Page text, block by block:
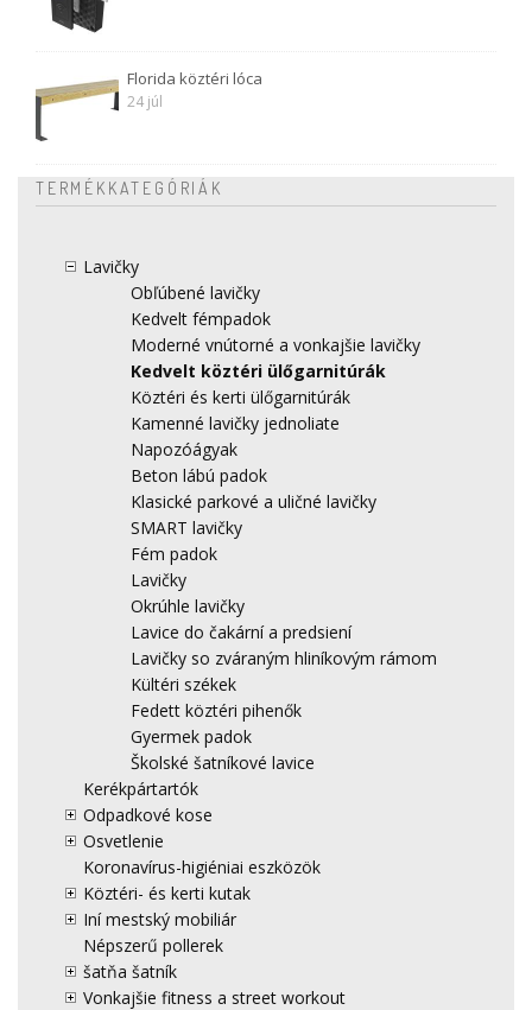
Florida köztéri lóca
24 júl
TERMÉKKATEGÓRIÁK
Lavičky
Obľúbené lavičky
Kedvelt fémpadok
Moderné vnútorné a vonkajšie lavičky
Kedvelt köztéri ülőgarnitúrák
Köztéri és kerti ülőgarnitúrák
Kamenné lavičky jednoliate
Napozóágyak
Beton lábú padok
Klasické parkové a uličné lavičky
SMART lavičky
Fém padok
Lavičky
Okrúhle lavičky
Lavice do čakární a predsiení
Lavičky so zváraným hliníkovým rámom
Kültéri székek
Fedett köztéri pihenők
Gyermek padok
Školské šatníkové lavice
Kerékpártartók
Odpadkové kose
Osvetlenie
Koronavírus-higiéniai eszközök
Köztéri- és kerti kutak
Iní mestský mobiliár
Népszerű pollerek
šatňa šatník
Vonkajšie fitness a street workout